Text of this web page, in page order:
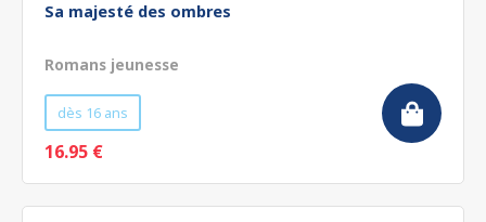
Sa majesté des ombres
Romans jeunesse
dès 16 ans
16.95 €